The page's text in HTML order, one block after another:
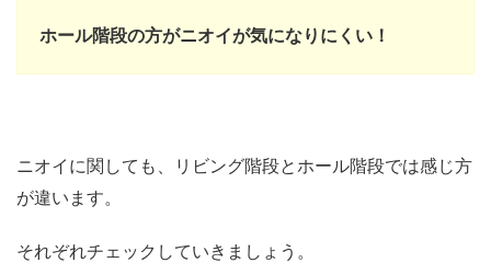
ホール階段の方がニオイが気になりにくい！
ニオイに関しても、リビング階段とホール階段では感じ方
が違います。
それぞれチェックしていきましょう。